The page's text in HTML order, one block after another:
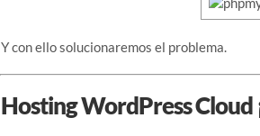
Y con ello solucionaremos el problema.
Hosting WordPress